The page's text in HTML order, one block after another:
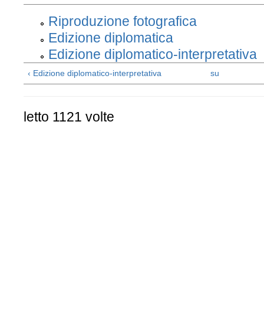
Riproduzione fotografica
Edizione diplomatica
Edizione diplomatico-interpretativa
‹ Edizione diplomatico-interpretativa su
letto 1121 volte